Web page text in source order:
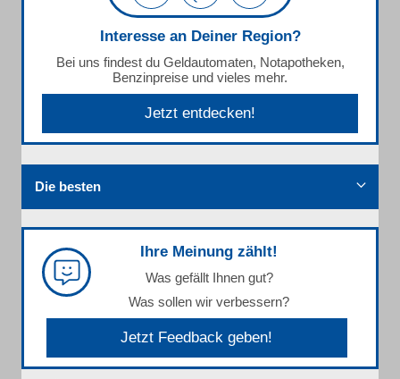
Interesse an Deiner Region?
Bei uns findest du Geldautomaten, Notapotheken,
Benzinpreise und vieles mehr.
Jetzt entdecken!
Die besten
Ihre Meinung zählt!
Was gefällt Ihnen gut?
Was sollen wir verbessern?
Jetzt Feedback geben!